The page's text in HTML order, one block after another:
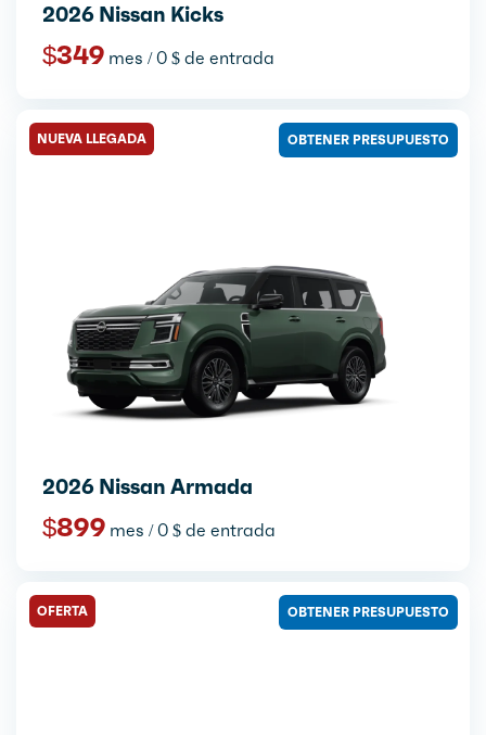
2026 Nissan Kicks
$349 mes / 0 $ de entrada
NUEVA LLEGADA
2026 Nissan Armada
$899 mes / 0 $ de entrada
OBTENER PRESUPUESTO
OFERTA OBTENER PRESUPUESTO